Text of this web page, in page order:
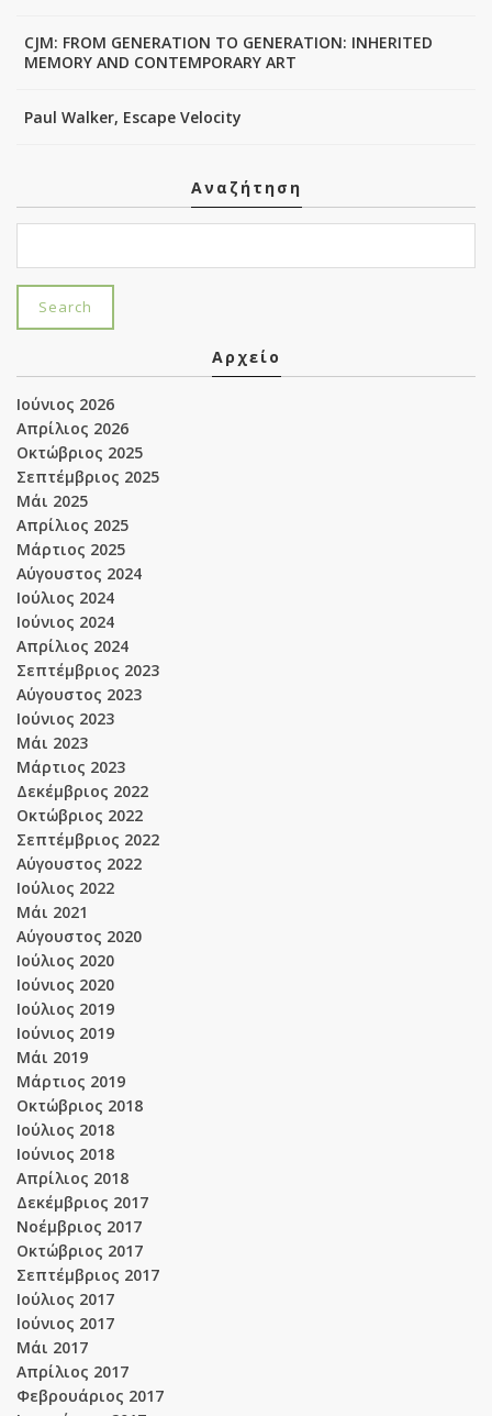
CJM: FROM GENERATION TO GENERATION: INHERITED
MEMORY AND CONTEMPORARY ART
Paul Walker, Escape Velocity
Αναζήτηση
Αρχείο
Ιούνιος 2026
Απρίλιος 2026
Οκτώβριος 2025
Σεπτέμβριος 2025
Μάι 2025
Απρίλιος 2025
Μάρτιος 2025
Αύγουστος 2024
Ιούλιος 2024
Ιούνιος 2024
Απρίλιος 2024
Σεπτέμβριος 2023
Αύγουστος 2023
Ιούνιος 2023
Μάι 2023
Μάρτιος 2023
Δεκέμβριος 2022
Οκτώβριος 2022
Σεπτέμβριος 2022
Αύγουστος 2022
Ιούλιος 2022
Μάι 2021
Αύγουστος 2020
Ιούλιος 2020
Ιούνιος 2020
Ιούλιος 2019
Ιούνιος 2019
Μάι 2019
Μάρτιος 2019
Οκτώβριος 2018
Ιούλιος 2018
Ιούνιος 2018
Απρίλιος 2018
Δεκέμβριος 2017
Νοέμβριος 2017
Οκτώβριος 2017
Σεπτέμβριος 2017
Ιούλιος 2017
Ιούνιος 2017
Μάι 2017
Απρίλιος 2017
Φεβρουάριος 2017